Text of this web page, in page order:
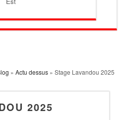
» Actu dessus » Stage Lavandou 2025
2025